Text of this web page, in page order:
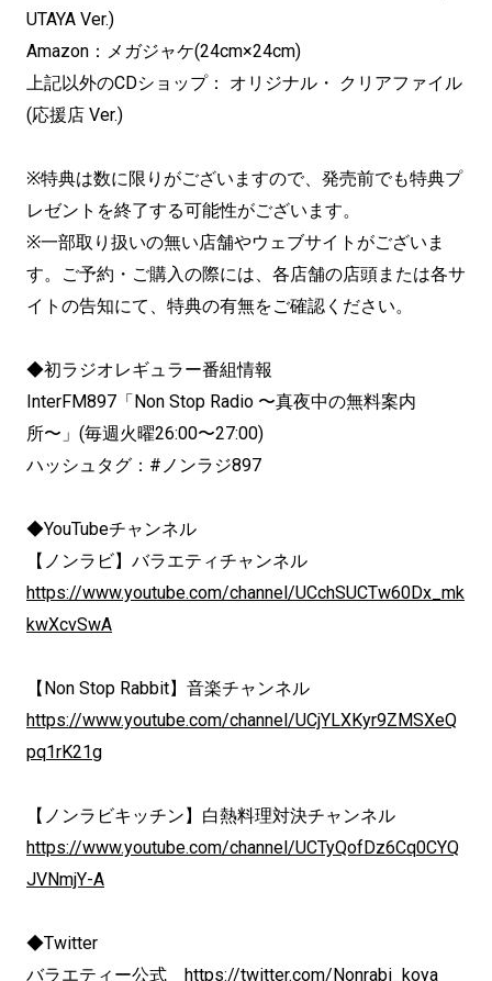
UTAYA Ver.)
Amazon：メガジャケ(24cm×24cm)
上記以外のCDショップ： オリジナル・ クリアファイル
(応援店 Ver.)
※特典は数に限りがございますので、発売前でも特典プ
レゼントを終了する可能性がございます。
※一部取り扱いの無い店舗やウェブサイトがございま
す。ご予約・ご購入の際には、各店舗の店頭または各サ
イトの告知にて、特典の有無をご確認ください。
◆初ラジオレギュラー番組情報
InterFM897「Non Stop Radio 〜真夜中の無料案内
所〜」(毎週火曜26:00〜27:00)
ハッシュタグ：#ノンラジ897
◆YouTubeチャンネル
【ノンラビ】バラエティチャンネル
https://www.youtube.com/channel/UCchSUCTw60Dx_mk
kwXcvSwA
【Non Stop Rabbit】音楽チャンネル
https://www.youtube.com/channel/UCjYLXKyr9ZMSXeQ
pq1rK21g
【ノンラビキッチン】白熱料理対決チャンネル
https://www.youtube.com/channel/UCTyQofDz6Cq0CYQ
JVNmjY-A
◆Twitter
バラエティー公式 https://twitter.com/Nonrabi_koya